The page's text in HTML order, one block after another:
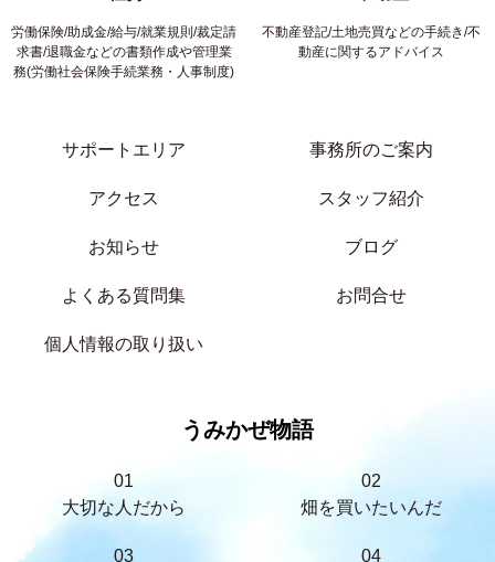
労働保険/助成金/給与/就業規則/裁定請
求書/退職金などの書類作成や管理業
務(労働社会保険手続業務・人事制度)
不動産登記/土地売買などの手続き/不
動産に関するアドバイス
サポートエリア 事務所のご案内
アクセス スタッフ紹介
お知らせ ブログ
よくある質問集 お問合せ
個人情報の取り扱い
うみかぜ物語
01
大切な人だから
02
畑を買いたいんだ
03
04